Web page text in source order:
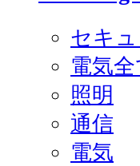
セキ
電気全
照明
通信
電気